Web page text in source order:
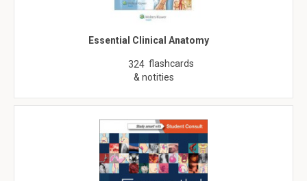
Essential Clinical Anatomy
324 flashcards
& notities